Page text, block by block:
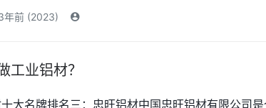
年前 (2023)
工业铝材？
大名牌排名三：忠旺铝材中国忠旺铝材有限公司